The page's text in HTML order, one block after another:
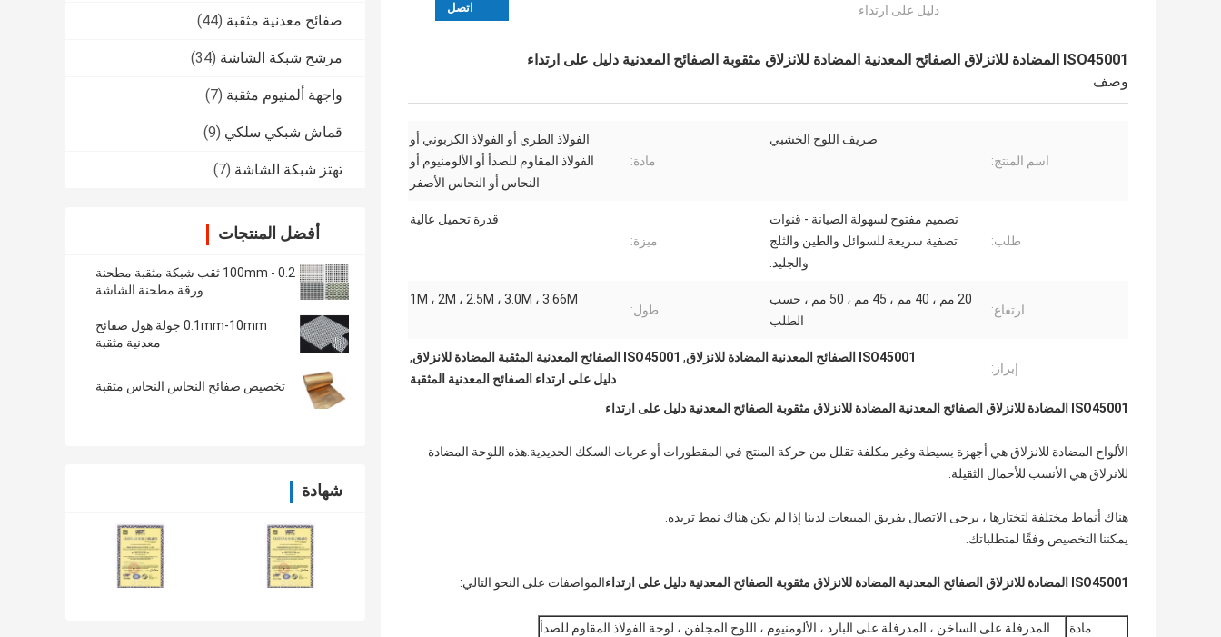
صفائح معدنية مثقبة (44)
مرشح شبكة الشاشة (34)
واجهة ألمنيوم مثقبة (7)
قماش شبكي سلكي (9)
تهتز شبكة الشاشة (7)
أفضل المنتجات
0.2 - 100mm ثقب شبكة مثقبة مطحنة
ورقة مطحنة الشاشة
0.1mm-10mm جولة هول صفائح
معدنية مثقبة
تخصيص صفائح النحاس النحاس مثقبة
شهادة
دليل على ارتداء
اتصل
ISO45001 المضادة للانزلاق الصفائح المعدنية المضادة للانزلاق مثقوبة الصفائح المعدنية دليل على ارتداء
وصف
اسم المنتج:
صريف اللوح الخشبي
مادة:
الفولاذ الطري أو الفولاذ الكربوني أو
الفولاذ المقاوم للصدأ أو الألومنيوم أو
النحاس أو النحاس الأصفر
طلب:
تصميم مفتوح لسهولة الصيانة - قنوات
تصفية سريعة للسوائل والطين والثلج
والجليد.
ميزة:
قدرة تحميل عالية
ارتفاع:
20 مم ، 40 مم ، 45 مم ، 50 مم ، حسب
الطلب
طول:
1M ، 2M ، 2.5M ، 3.0M ، 3.66M
إبراز:
ISO45001 الصفائح المعدنية المضادة للانزلاق , ISO45001 الصفائح المعدنية المثقبة المضادة للانزلاق
,
دليل على ارتداء الصفائح المعدنية المثقبة
ISO45001 المضادة للانزلاق الصفائح المعدنية المضادة للانزلاق مثقوبة الصفائح المعدنية دليل على ارتداء
الألواح المضادة للانزلاق هي أجهزة بسيطة وغير مكلفة تقلل من حركة المنتج في المقطورات أو عربات السكك الحديدية.هذه اللوحة المضادة
للانزلاق هي الأنسب للأحمال الثقيلة.
هناك أنماط مختلفة لتختارها ، يرجى الاتصال بفريق المبيعات لدينا إذا لم يكن هناك نمط تريده.
يمكننا التخصيص وفقًا لمتطلباتك.
ISO45001 المضادة للانزلاق الصفائح المعدنية المضادة للانزلاق مثقوبة الصفائح المعدنية دليل على ارتداء المواصفات على النحو التالي:
مادة
المدرفلة على الساخن ، المدرفلة على البارد ، الألومنيوم ، اللوح المجلفن ، لوحة الفولاذ المقاوم للصدأ